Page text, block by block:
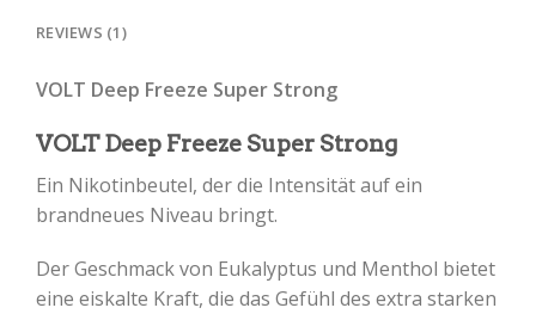
REVIEWS (1)
VOLT Deep Freeze Super Strong
VOLT Deep Freeze Super Strong
Ein Nikotinbeutel, der die Intensität auf ein
brandneues Niveau bringt.
Der Geschmack von Eukalyptus und Menthol bietet
eine eiskalte Kraft, die das Gefühl des extra starken